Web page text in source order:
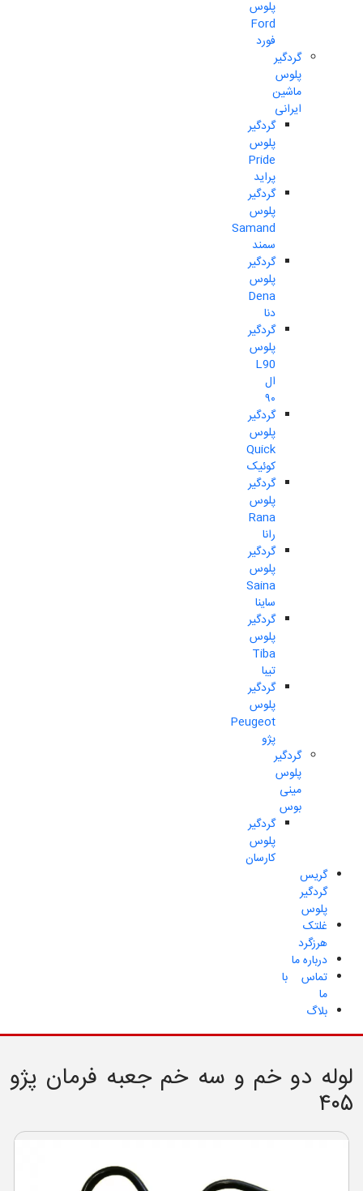
پلوس
Ford
فورد
گردگیر
پلوس
ماشین
ایرانی
گردگیر
پلوس
Pride
پراید
گردگیر
پلوس
Samand
سمند
گردگیر
پلوس
Dena
دنا
گردگیر
پلوس
L90
ال
۹۰
گردگیر
پلوس
Quick
کوئیک
گردگیر
پلوس
Rana
رانا
گردگیر
پلوس
Saina
ساینا
گردگیر
پلوس
Tiba
تیبا
گردگیر
پلوس
Peugeot
پژو
گردگیر
پلوس
مینی
بوس
گردگیر
پلوس
کارسان
گریس
گردگیر
پلوس
غلتک
هرزگرد
درباره ما
تماس با
ما
بلاگ
لوله دو خم و سه خم جعبه فرمان پژو
۴۰۵